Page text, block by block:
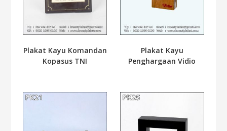
Plakat Kayu Komandan
Kopasus TNI
Plakat Kayu
Penghargaan Vidio